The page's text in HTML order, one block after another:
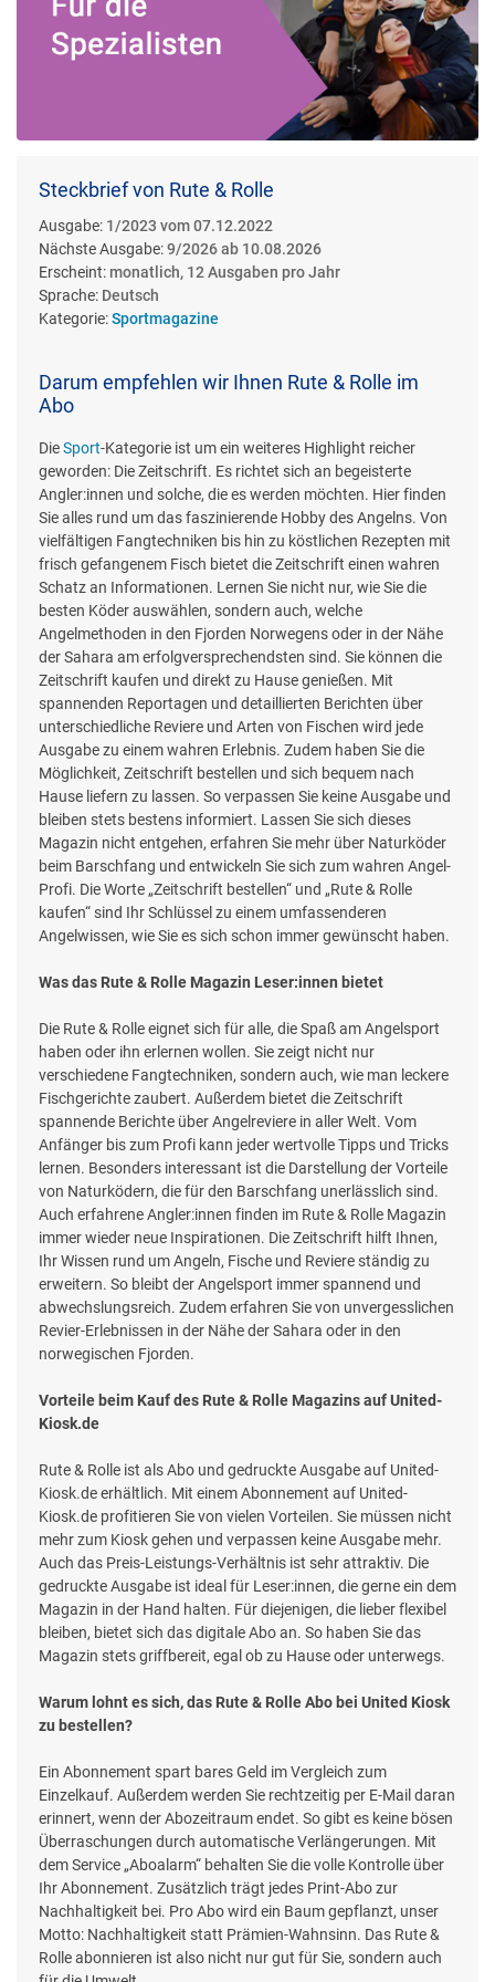
Steckbrief von Rute & Rolle
Ausgabe: 1/2023 vom 07.12.2022
Nächste Ausgabe:9/2026 ab 10.08.2026
Erscheint: monatlich, 12 Ausgaben pro Jahr
Sprache: Deutsch
Kategorie:Sportmagazine
Darum empfehlen wir Ihnen Rute & Rolle im
Abo
DieSport-Kategorie ist um ein weiteres Highlight reicher
geworden: Die Zeitschrift. Es richtet sich an begeisterte
Angler:innen und solche, die es werden möchten. Hier finden
Sie alles rund um das faszinierende Hobby des Angelns. Von
vielfältigen Fangtechniken bis hin zu köstlichen Rezepten mit
frisch gefangenem Fisch bietet die Zeitschrift einen wahren
Schatz an Informationen. Lernen Sie nicht nur, wie Sie die
besten Köder auswählen, sondern auch, welche
Angelmethoden in den Fjorden Norwegens oder in der Nähe
der Sahara am erfolgversprechendsten sind. Sie können die
Zeitschrift kaufen und direkt zu Hause genießen. Mit
spannenden Reportagen und detaillierten Berichten über
unterschiedliche Reviere und Arten von Fischen wird jede
Ausgabe zu einem wahren Erlebnis. Zudem haben Sie die
Möglichkeit, Zeitschrift bestellen und sich bequem nach
Hause liefern zu lassen. So verpassen Sie keine Ausgabe und
bleiben stets bestens informiert. Lassen Sie sich dieses
Magazin nicht entgehen, erfahren Sie mehr über Naturköder
beim Barschfang und entwickeln Sie sich zum wahren Angel-
Profi. Die Worte „Zeitschrift bestellen“ und „Rute & Rolle
kaufen“ sind Ihr Schlüssel zu einem umfassenderen
Angelwissen, wie Sie es sich schon immer gewünscht haben.
Was das Rute & Rolle Magazin Leser:innen bietet
Die Rute & Rolle eignet sich für alle, die Spaß am Angelsport
haben oder ihn erlernen wollen. Sie zeigt nicht nur
verschiedene Fangtechniken, sondern auch, wie man leckere
Fischgerichte zaubert. Außerdem bietet die Zeitschrift
spannende Berichte über Angelreviere in aller Welt. Vom
Anfänger bis zum Profi kann jeder wertvolle Tipps und Tricks
lernen. Besonders interessant ist die Darstellung der Vorteile
von Naturködern, die für den Barschfang unerlässlich sind.
Auch erfahrene Angler:innen finden im Rute & Rolle Magazin
immer wieder neue Inspirationen. Die Zeitschrift hilft Ihnen,
Ihr Wissen rund um Angeln, Fische und Reviere ständig zu
erweitern. So bleibt der Angelsport immer spannend und
abwechslungsreich. Zudem erfahren Sie von unvergesslichen
Revier-Erlebnissen in der Nähe der Sahara oder in den
norwegischen Fjorden.
Vorteile beim Kauf des Rute & Rolle Magazins auf United-
Kiosk.de
Rute & Rolle ist als Abo und gedruckte Ausgabe auf United-
Kiosk.de erhältlich. Mit einem Abonnement auf United-
Kiosk.de profitieren Sie von vielen Vorteilen. Sie müssen nicht
mehr zum Kiosk gehen und verpassen keine Ausgabe mehr.
Auch das Preis-Leistungs-Verhältnis ist sehr attraktiv. Die
gedruckte Ausgabe ist ideal für Leser:innen, die gerne ein dem
Magazin in der Hand halten. Für diejenigen, die lieber flexibel
bleiben, bietet sich das digitale Abo an. So haben Sie das
Magazin stets griffbereit, egal ob zu Hause oder unterwegs.
Warum lohnt es sich, das Rute & Rolle Abo bei United Kiosk
zu bestellen?
Ein Abonnement spart bares Geld im Vergleich zum
Einzelkauf. Außerdem werden Sie rechtzeitig per E-Mail daran
erinnert, wenn der Abozeitraum endet. So gibt es keine bösen
Überraschungen durch automatische Verlängerungen. Mit
dem Service „Aboalarm“ behalten Sie die volle Kontrolle über
Ihr Abonnement. Zusätzlich trägt jedes Print-Abo zur
Nachhaltigkeit bei. Pro Abo wird ein Baum gepflanzt, unser
Motto: Nachhaltigkeit statt Prämien-Wahnsinn. Das Rute &
Rolle abonnieren ist also nicht nur gut für Sie, sondern auch